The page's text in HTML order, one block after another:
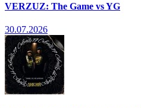
VERZUZ: The Game vs YG
30.07.2026